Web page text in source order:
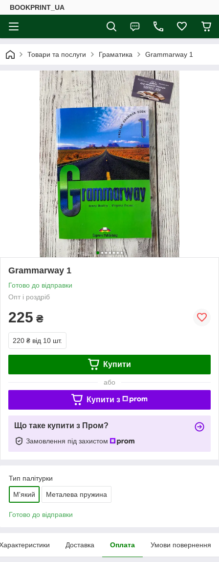
BOOKPRINT_UA
Товари та послуги Граматика Grammarway 1
Grammarway 1
Готово до відправки
Опт і роздріб
225 ₴
220 ₴ від 10 шт.
Купити
або
Купити з
Що таке купити з Пром?
Замовлення під захистом
Тип палітурки
М'який Металева пружина
Готово до відправки
Доставка Оплата Умови повернення